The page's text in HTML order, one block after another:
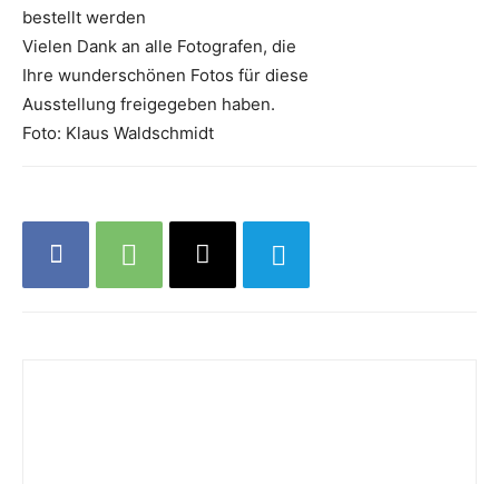
bestellt werden
Vielen Dank an alle Fotografen, die
Ihre wunderschönen Fotos für diese
Ausstellung freigegeben haben.
Foto: Klaus Waldschmidt